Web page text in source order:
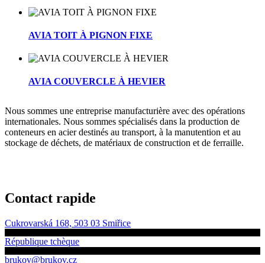
AVIA TOIT À PIGNON FIXE
AVIA COUVERCLE À HEVIER
Nous sommes une entreprise manufacturière avec des opérations
internationales. Nous sommes spécialisés dans la production de
conteneurs en acier destinés au transport, à la manutention et au
stockage de déchets, de matériaux de construction et de ferraille.
Contact rapide
Cukrovarská 168, 503 03 Smiřice
République tchèque
brukov@brukov.cz